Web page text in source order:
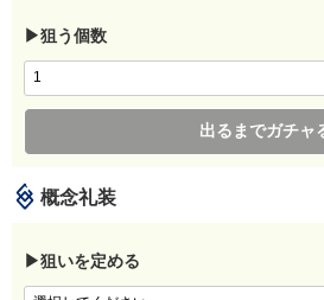
▶狙う個数
出るまでガチャ
概念礼装
▶狙いを定める